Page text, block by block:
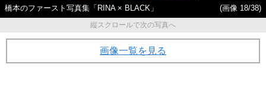
橋本のファースト写真集「RINA × BLACK」
(画像 18/38)
縦スクロールで次の写真へ
画像一覧を見る